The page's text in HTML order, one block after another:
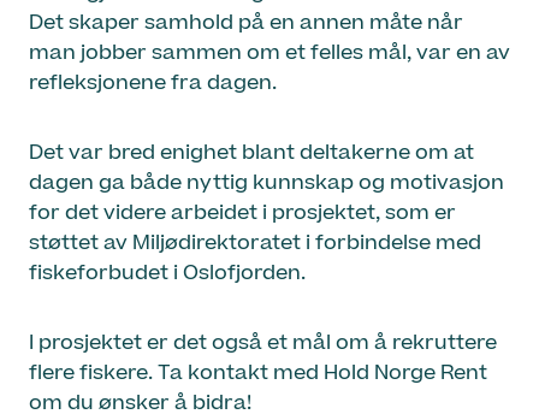
Det skaper samhold på en annen måte når
man jobber sammen om et felles mål, var en av
refleksjonene fra dagen.
Det var bred enighet blant deltakerne om at
dagen ga både nyttig kunnskap og motivasjon
for det videre arbeidet i prosjektet, som er
støttet av Miljødirektoratet i forbindelse med
fiskeforbudet i Oslofjorden.
I prosjektet er det også et mål om å rekruttere
flere fiskere. Ta kontakt med Hold Norge Rent
om du ønsker å bidra!